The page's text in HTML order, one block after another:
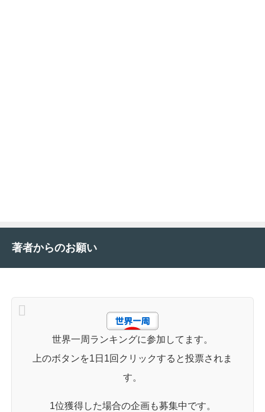
著者からのお願い
世界一周ランキングに参加してます。
上のボタンを1日1回クリックすると投票されま
す。
1位獲得した場合の企画も募集中です。